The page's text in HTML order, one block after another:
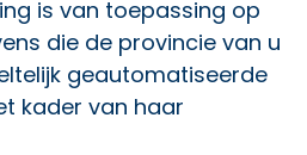
is van toepassing op
die de provincie van u
geautomatiseerde
kader van haar